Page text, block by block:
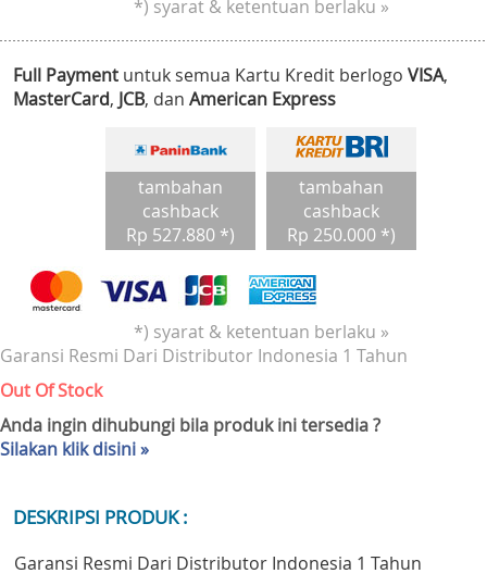
*) syarat & ketentuan berlaku »
Full Payment untuk semua Kartu Kredit berlogo VISA,
MasterCard, JCB, dan American Express
tambahan
cashback
Rp 527.880 *)
tambahan
cashback
Rp 250.000 *)
*) syarat & ketentuan berlaku »
Garansi Resmi Dari Distributor Indonesia 1 Tahun
Out Of Stock
Anda ingin dihubungi bila produk ini tersedia ?
Silakan klik disini »
DESKRIPSI PRODUK :
Garansi Resmi Dari Distributor Indonesia 1 Tahun